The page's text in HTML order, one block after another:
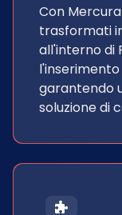
Con
trasformati
all'interno di
garantendo
soluzione di